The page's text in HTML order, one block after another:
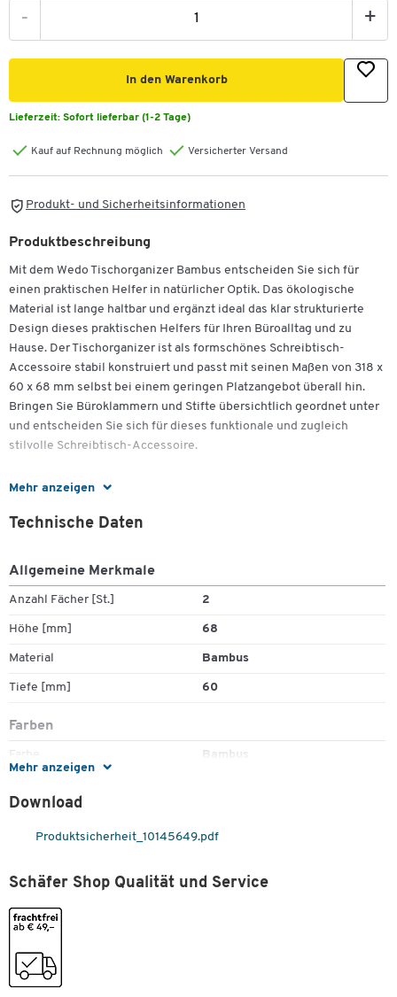
- +
In den Warenkorb
Lieferzeit: Sofort lieferbar (1-2 Tage)
Kauf auf Rechnung möglich Versicherter Versand
Produkt- und Sicherheitsinformationen
Mehr anzeigen
Produktbeschreibung
Mit dem Wedo Tischorganizer Bambus entscheiden Sie sich für
einen praktischen Helfer in natürlicher Optik. Das ökologische
Material ist lange haltbar und ergänzt ideal das klar strukturierte
Design dieses praktischen Helfers für Ihren Büroalltag und zu
Hause. Der Tischorganizer ist als formschönes Schreibtisch-
Accessoire stabil konstruiert und passt mit seinen Maßen von 318 x
60 x 68 mm selbst bei einem geringen Platzangebot überall hin.
Bringen Sie Büroklammern und Stifte übersichtlich geordnet unter
und entscheiden Sie sich für dieses funktionale und zugleich
stilvolle Schreibtisch-Accessoire.
Modernes, trendiges Design
Ausgestattet mit 2 Fächern und 2 Aluminium-Einsätzen für
Sehr stabil
Maße: B 318 x T 60 x H 68 mm
Mehr anzeigen
Technische Daten
Allgemeine Merkmale
Anzahl Fächer [St.] 2
Höhe [mm] 68
Material Bambus
Tiefe [mm] 60
Farben
Farbe Bambus
Maße
Download
Produktsicherheit_10145649.pdf
Schäfer Shop Qualität und Service